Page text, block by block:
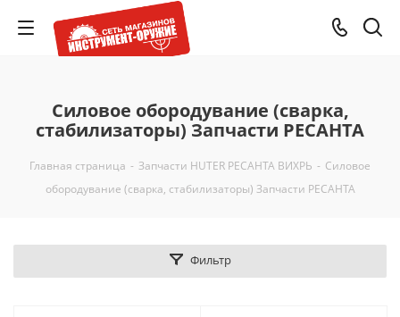
Силовое обородувание (сварка,
стабилизаторы) Запчасти РЕСАНТА
Главная страница - Запчасти HUTER РЕСАНТА ВИХРЬ - Силовое
обородувание (сварка, стабилизаторы) Запчасти РЕСАНТА
Фильтр